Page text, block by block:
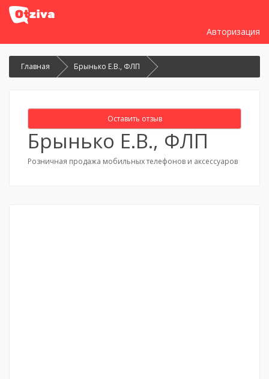
Авторизация
Главная Брынько Е.В., ФЛП
Оставить отзыв
Брынько Е.В., ФЛП
Розничная продажа мобильных телефонов и аксессуаров